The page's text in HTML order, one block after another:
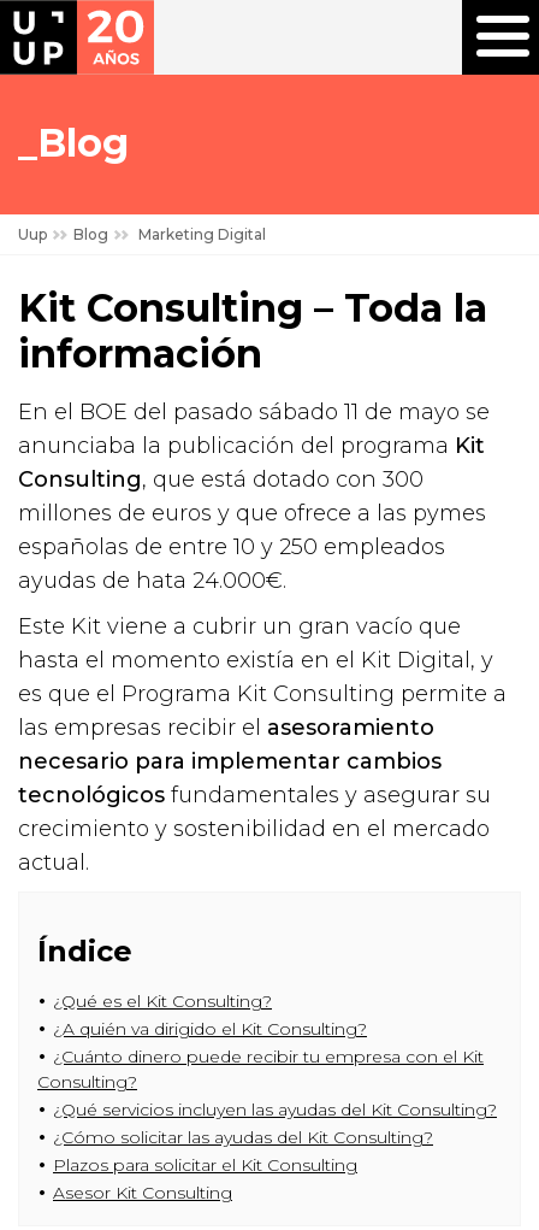
Blog
Uup Blog Marketing Digital
Kit Consulting – Toda la
información
En el BOE del pasado sábado 11 de mayo se
anunciaba la publicación del programa Kit
Consulting, que está dotado con 300
millones de euros y que ofrece a las pymes
españolas de entre 10 y 250 empleados
ayudas de hata 24.000€.
Este Kit viene a cubrir un gran vacío que
hasta el momento existía en el Kit Digital, y
es que el Programa Kit Consulting permite a
las empresas recibir el asesoramiento
necesario para implementar cambios
tecnológicos fundamentales y asegurar su
crecimiento y sostenibilidad en el mercado
actual.
Índice
¿Qué es el Kit Consulting?
¿A quién va dirigido el Kit Consulting?
¿Cuánto dinero puede recibir tu empresa con el Kit
Consulting?
¿Qué servicios incluyen las ayudas del Kit Consulting?
¿Cómo solicitar las ayudas del Kit Consulting?
Plazos para solicitar el Kit Consulting
Asesor Kit Consulting